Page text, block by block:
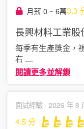
月薪 0 ~ 6萬3.3
長興材料工業股
每季有生產獎金，
右 ....
閱讀更多並解鎖
面試經驗 · 2026 年 8
4.5分